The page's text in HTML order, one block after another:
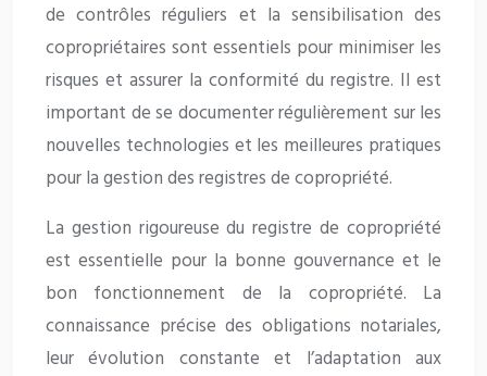
de contrôles réguliers et la sensibilisation des
copropriétaires sont essentiels pour minimiser les
risques et assurer la conformité du registre. Il est
important de se documenter régulièrement sur les
nouvelles technologies et les meilleures pratiques
pour la gestion des registres de copropriété.
La gestion rigoureuse du registre de copropriété
est essentielle pour la bonne gouvernance et le
bon fonctionnement de la copropriété. La
connaissance précise des obligations notariales,
leur évolution constante et l’adaptation aux